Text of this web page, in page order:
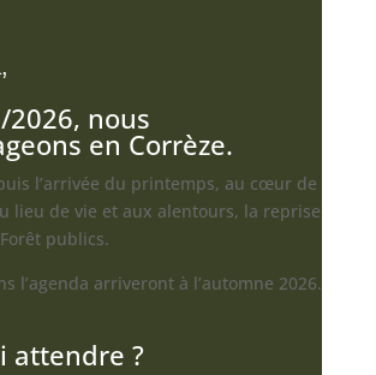
2026, nous
en Corrèze.
l’arrivée du printemps, au cœur de
lieu de vie et aux alentours, la reprise
publics.
l’agenda arriveront à l’automne 2026.
attendre ?